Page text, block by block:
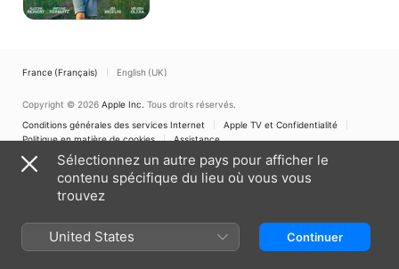
France (Français) English (UK)
Copyright © 2026 Apple Inc. Tous droits réservés.
Conditions générales des services Internet
Apple TV et Confidentialité
Politique en matière de cookies
Assistance
Sélectionnez un autre pays pour afficher le
contenu spécifique du lieu où vous vous
trouvez
United States Continuer